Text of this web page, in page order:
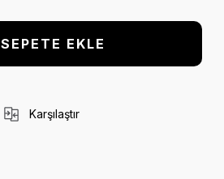
SEPETE EKLE
Karşılaştır